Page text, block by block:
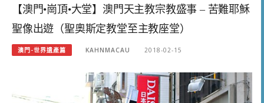
【澳門•崗頂•大堂】澳門天主教宗教盛事 – 苦難耶穌
聖像出遊（聖奧斯定教堂至主教座堂）
澳門-世界遺產篇 KAHNMACAU 2018-02-15